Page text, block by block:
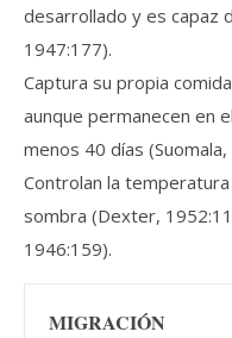
desarrollado y es capaz
1947:177).
Captura su propia
aunque permanecen en
menos 40 días
Controlan la
sombra (Dexter,
1946:159).
MIGRACIÓN